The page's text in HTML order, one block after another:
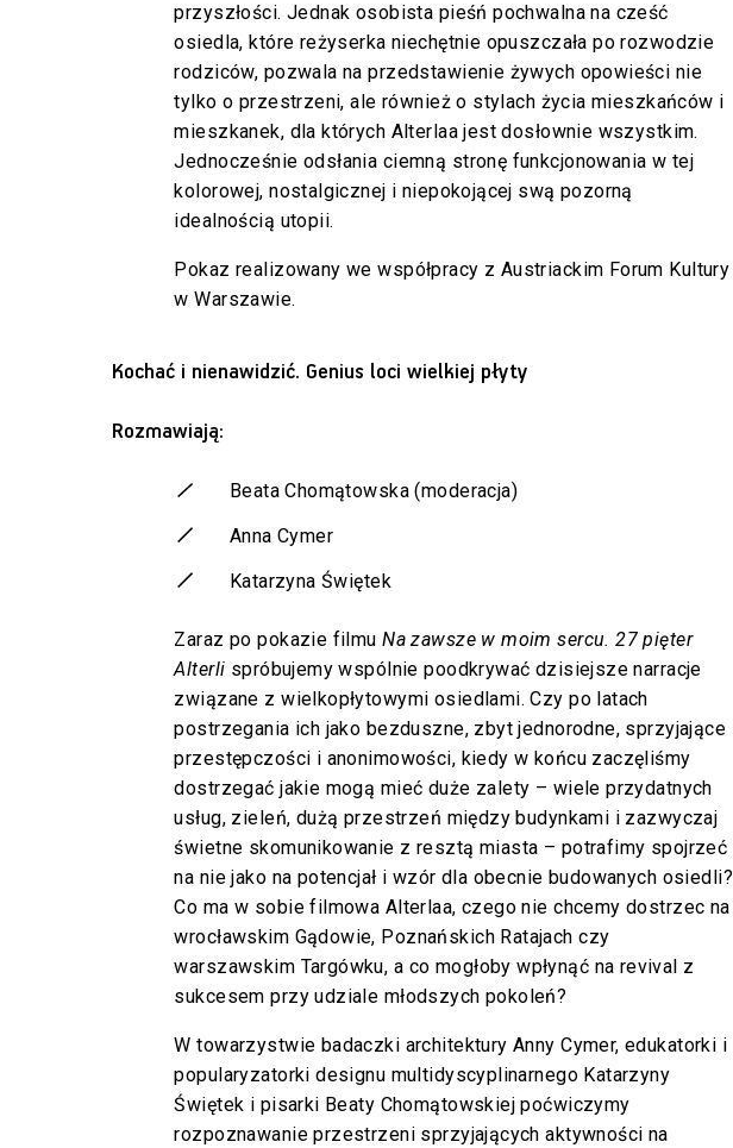
przyszłości. Jednak osobista pieśń pochwalna na cześć
osiedla, które reżyserka niechętnie opuszczała po rozwodzie
rodziców, pozwala na przedstawienie żywych opowieści nie
tylko o przestrzeni, ale również o stylach życia mieszkańców i
mieszkanek, dla których Alterlaa jest dosłownie wszystkim.
Jednocześnie odsłania ciemną stronę funkcjonowania w tej
kolorowej, nostalgicznej i niepokojącej swą pozorną
idealnością utopii.
Pokaz realizowany we współpracy z Austriackim Forum Kultury
w Warszawie.
Kochać i nienawidzić. Genius loci wielkiej płyty
Rozmawiają:
Beata Chomątowska (moderacja)
Anna Cymer
Katarzyna Świętek
Zaraz po pokazie filmuNa zawsze w moim sercu. 27 pięter
Alterli spróbujemy wspólnie poodkrywać dzisiejsze narracje
związane z wielkopłytowymi osiedlami. Czy po latach
postrzegania ich jako bezduszne, zbyt jednorodne, sprzyjające
przestępczości i anonimowości, kiedy w końcu zaczęliśmy
dostrzegać jakie mogą mieć duże zalety – wiele przydatnych
usług, zieleń, dużą przestrzeń między budynkami i zazwyczaj
świetne skomunikowanie z resztą miasta – potrafimy spojrzeć
na nie jako na potencjał i wzór dla obecnie budowanych osiedli?
Co ma w sobie filmowa Alterlaa, czego nie chcemy dostrzec na
wrocławskim Gądowie, Poznańskich Ratajach czy
warszawskim Targówku, a co mogłoby wpłynąć na revival z
sukcesem przy udziale młodszych pokoleń?
W towarzystwie badaczki architektury Anny Cymer, edukatorki i
popularyzatorki designu multidyscyplinarnego Katarzyny
Świętek i pisarki Beaty Chomątowskiej poćwiczymy
rozpoznawanie przestrzeni sprzyjających aktywności na